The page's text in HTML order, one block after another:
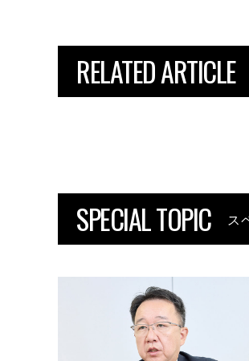
RELATED ARTICLE
SPECIAL TOPIC ス